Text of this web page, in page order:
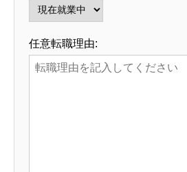
任意転職理由: